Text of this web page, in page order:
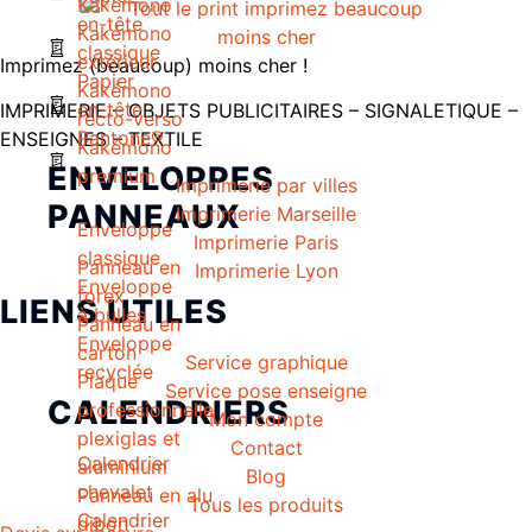
Kakémono
Kakémono
extérieur
Kakémono
recto-verso
Kakémono
premium
PANNEAUX
Panneau en
forex
Panneau en
carton
Plaque
professionnelle
plexiglas et
aluminium
Panneau en alu
dibon
en-tête
classique
Papier
en-tête
Pantone®
ENVELOPPES
Enveloppe
classique
Enveloppe
à bulles
Enveloppe
recyclée
CALENDRIERS
Calendrier
chevalet
Calendrier
Imprimez (beaucoup) moins cher !
IMPRIMERIE – OBJETS PUBLICITAIRES – SIGNALETIQUE –
ENSEIGNES – TEXTILE
Imprimerie par villes
Imprimerie Marseille
Imprimerie Paris
Imprimerie Lyon
LIENS UTILES
Service graphique
Service pose enseigne
Mon compte
Contact
Blog
Tous les produits